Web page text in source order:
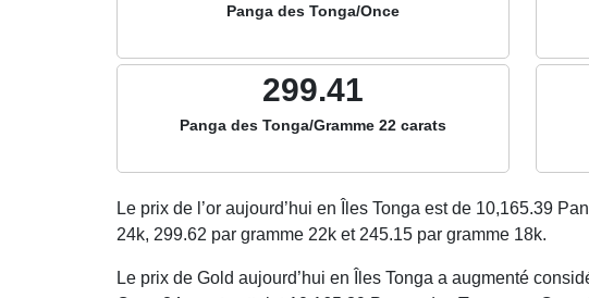
Panga des Tonga/Once
299.41
Panga des Tonga/Gramme 22 carats
Le prix de l’or aujourd’hui en Îles Tonga est de 10,165.39
24k, 299.62 par gramme 22k et 245.15 par gramme 18k.
Le prix de Gold aujourd’hui en Îles Tonga a augmenté